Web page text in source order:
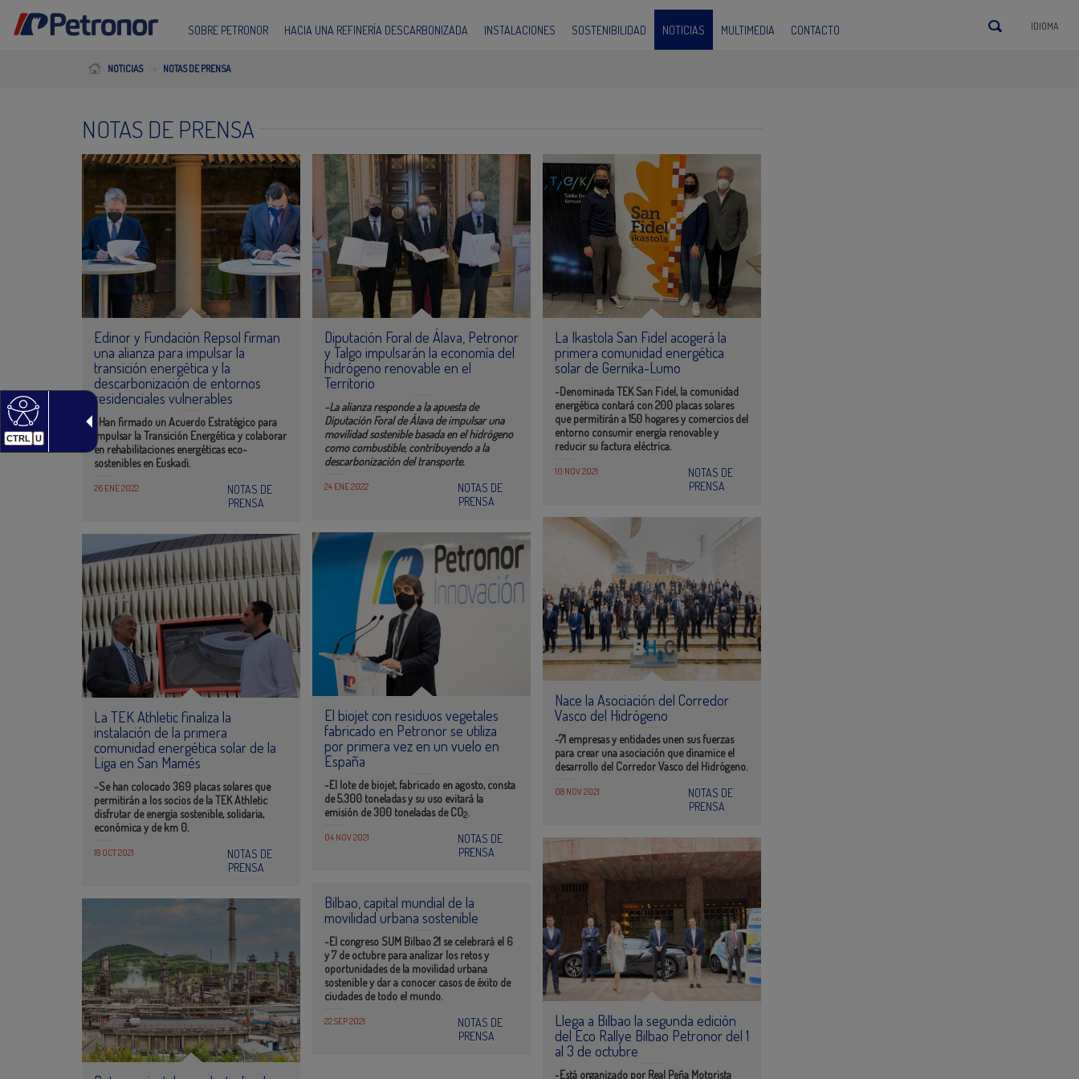
CTRL U
SOBRE PETRONOR HACIA UNA REFINERÍA DESCARBONIZADA INSTALACIONES SOSTENIBILIDAD NOTICIAS MULTIMEDIA CONTACTO IDIOMA
NOTICIAS NOTAS DE PRENSA
NOTAS DE PRENSA
Edinor y Fundación Repsol firman
una alianza para impulsar la
transición energética y la
descarbonización de entornos
residenciales vulnerables
-Han firmado un Acuerdo Estratégico para
impulsar la Transición Energética y colaborar
en rehabilitaciones energéticas eco-
sostenibles en Euskadi.
26 ENE 2022
NOTAS DE
PRENSA
Diputación Foral de Álava, Petronor
y Talgo impulsarán la economía del
hidrógeno renovable en el
Territorio
-La alianza responde a la apuesta de
Diputación Foral de Álava de impulsar una
movilidad sostenible basada en el hidrógeno
como combustible, contribuyendo a la
descarbonización del transporte.
24 ENE 2022
NOTAS DE
PRENSA
La Ikastola San Fidel acogerá la
primera comunidad energética
solar de Gernika-Lumo
-Denominada TEK San Fidel, la comunidad
energética contará con 200 placas solares
que permitirán a 150 hogares y comercios del
entorno consumir energía renovable y
reducir su factura eléctrica.
10 NOV 2021
NOTAS DE
PRENSA
Nace la Asociación del Corredor
Vasco del Hidrógeno
-71 empresas y entidades unen sus fuerzas
para crear una asociación que dinamice el
desarrollo del Corredor Vasco del Hidrógeno.
08 NOV 2021
NOTAS DE
PRENSA
El biojet con residuos vegetales
fabricado en Petronor se utiliza
por primera vez en un vuelo en
España
-El lote de biojet, fabricado en agosto, consta
de 5.300 toneladas y su uso evitará la
emisión de 300 toneladas deCO2.
04 NOV 2021
NOTAS DE
PRENSA
La TEK Athletic finaliza la
instalación de la primera
comunidad energética solar de la
Liga en San Mamés
-Se han colocado 369 placas solares que
permitirán a los socios de la TEK Athletic
disfrutar de energía sostenible, solidaria,
económica y de km 0.
18 OCT 2021
NOTAS DE
PRENSA
Llega a Bilbao la segunda edición
del Eco Rallye Bilbao Petronor del 1
al 3 de octubre
-Está organizado por Real Peña Motorista
Bilbao, capital mundial de la
movilidad urbana sostenible
-El congreso SUM Bilbao 21 se celebrará el 6
y 7 de octubre para analizar los retos y
oportunidades de la movilidad urbana
sostenible y dar a conocer casos de éxito de
ciudades de todo el mundo.
22 SEP 2021
NOTAS DE
PRENSA